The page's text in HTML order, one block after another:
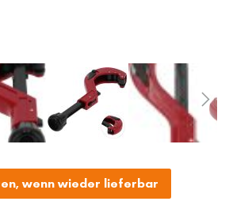
wenn wieder lieferbar